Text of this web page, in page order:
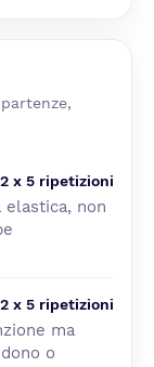
2 x 5 ripetizioni
elastica, non
2 x 5 ripetizioni
ma
o